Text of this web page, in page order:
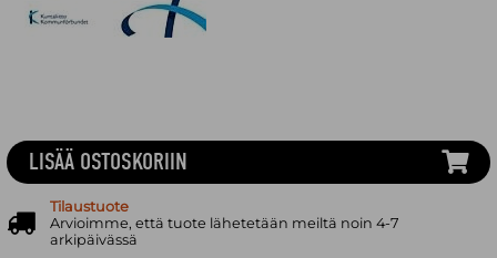
LISÄÄ OSTOSKORIIN
Tilaustuote
Arvioimme, että tuote lähetetään meiltä noin 4-7
arkipäivässä